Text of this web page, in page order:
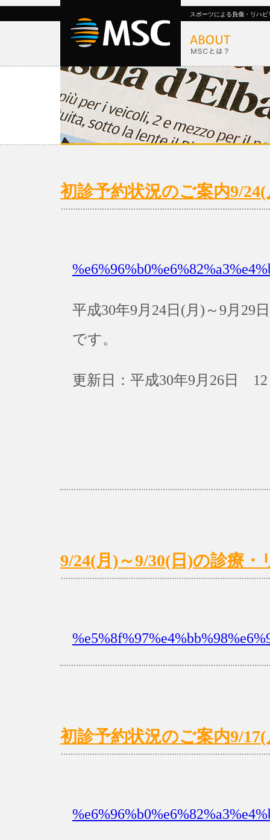
スポーツによる負傷・リハ
初診予約状況のご案内9/24(
平成30年9月24日(月)～9月29
です。
更新日：平成30年9月26日 12
9/24(月)～9/30(日)の診療
初診予約状況のご案内9/17(